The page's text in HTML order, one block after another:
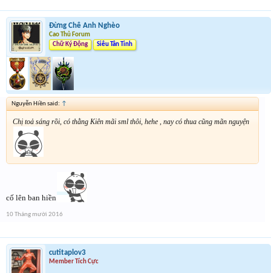
Đừng Chê Anh Nghèo
Cao Thủ Forum
Chữ Ký Động
Siêu Tân Tinh
Nguyễn Hiền said: ↑
Chị toả sáng rồi, có thằng Kiên mãi sml thôi, hehe , nay có thua cũng mãn nguyện
cố lên ban hiền
10 Tháng mười 2016
cutitaplov3
Member Tích Cực